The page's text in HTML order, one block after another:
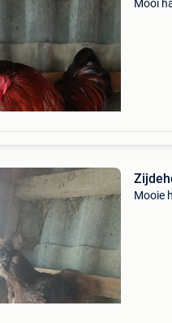
Mooi
Mooie